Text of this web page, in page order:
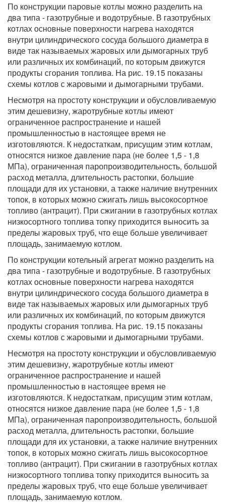
По конструкции паровые котлы можно разделить на
два типа - газотрубные и водотрубные. В газотрубных
котлах основные поверхности нагрева находятся
внутри цилиндрического сосуда большого диаметра в
виде так называемых жаровых или дымогарных труб
или различных их комбинаций, по которым движутся
продукты сгорания топлива. На рис. 19.15 показаны
схемы котлов с жаровыми и дымогарными трубами.
Несмотря на простоту конструкции и обусловливаемую
этим дешевизну, жаротрубные котлы имеют
ограниченное распространение и нашей
промышленностью в настоящее время не
изготовляются. К недостаткам, присущим этим котлам,
относятся низкое давление пара (не более 1,5 - 1,8
МПа), ограниченная паропроизводительность, большой
расход металла, длительность растопки, большие
площади для их установки, а также наличие внутренних
топок, в которых можно сжигать лишь высокосортное
топливо (антрацит). При сжигании в газотрубных котлах
низкосортного топлива топку приходится выносить за
пределы жаровых труб, что еще больше увеличивает
площадь, занимаемую котлом.
По конструкции котельный агрегат можно разделить на
два типа - газотрубные и водотрубные. В газотрубных
котлах основные поверхности нагрева находятся
внутри цилиндрического сосуда большого диаметра в
виде так называемых жаровых или дымогарных труб
или различных их комбинаций, по которым движутся
продукты сгорания топлива. На рис. 19.15 показаны
схемы котлов с жаровыми и дымогарными трубами.
Несмотря на простоту конструкции и обусловливаемую
этим дешевизну, жаротрубные котлы имеют
ограниченное распространение и нашей
промышленностью в настоящее время не
изготовляются. К недостаткам, присущим этим котлам,
относятся низкое давление пара (не более 1,5 - 1,8
МПа), ограниченная паропроизводительность, большой
расход металла, длительность растопки, большие
площади для их установки, а также наличие внутренних
топок, в которых можно сжигать лишь высокосортное
топливо (антрацит). При сжигании в газотрубных котлах
низкосортного топлива топку приходится выносить за
пределы жаровых труб, что еще больше увеличивает
площадь, занимаемую котлом.